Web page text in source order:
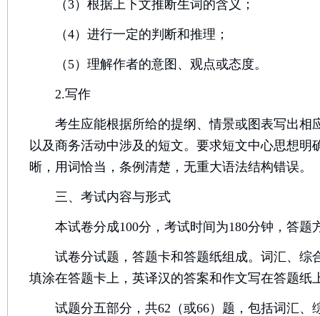
（3）根据上下文推断生词的含义；
（4）进行一定的判断和推理；
（5）理解作者的意图、观点或态度。
2.写作
考生应能根据所给的提纲、情景或图表写出相
以及商务活动中涉及的短文。要求短文中心思想明
晰，用词恰当，条例清楚，无重大语法结构错误。
三、考试内容与形式
本试卷分成100分，考试时间为180分钟，答题
试卷分试题，答题卡和答题纸组成。词汇、综
填涂在答题卡上，英译汉的答案和作文写在答题纸
试题分五部分，共62（或66）题，包括词汇、